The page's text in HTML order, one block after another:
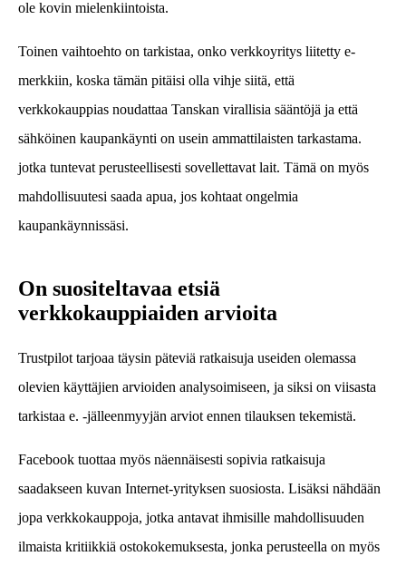
ole kovin mielenkiintoista.
Toinen vaihtoehto on tarkistaa, onko verkkoyritys liitetty e-
merkkiin, koska tämän pitäisi olla vihje siitä, että
verkkokauppias noudattaa Tanskan virallisia sääntöjä ja että
sähköinen kaupankäynti on usein ammattilaisten tarkastama.
jotka tuntevat perusteellisesti sovellettavat lait. Tämä on myös
mahdollisuutesi saada apua, jos kohtaat ongelmia
kaupankäynnissäsi.
On suositeltavaa etsiä
verkkokauppiaiden arvioita
Trustpilot tarjoaa täysin päteviä ratkaisuja useiden olemassa
olevien käyttäjien arvioiden analysoimiseen, ja siksi on viisasta
tarkistaa e. -jälleenmyyjän arviot ennen tilauksen tekemistä.
Facebook tuottaa myös näennäisesti sopivia ratkaisuja
saadakseen kuvan Internet-yrityksen suosiosta. Lisäksi nähdään
jopa verkkokauppoja, jotka antavat ihmisille mahdollisuuden
ilmaista kritiikkiä ostokokemuksesta, jonka perusteella on myös